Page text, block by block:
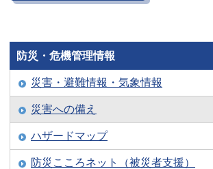
防災・危機管理情報
災害・避難情報・気象情報
災害への備え
ハザードマップ
防災こころネット（被災者支援）